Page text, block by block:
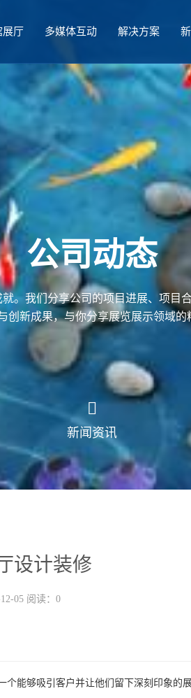
展厅 多媒体互动 解决方案
公司动态
。我们分享公司的项目进展、项目
创新成果，与你分享展览展示领域的
新闻资讯
设计装修
05 阅读：0
能够吸引客户并让他们留下深刻印象的